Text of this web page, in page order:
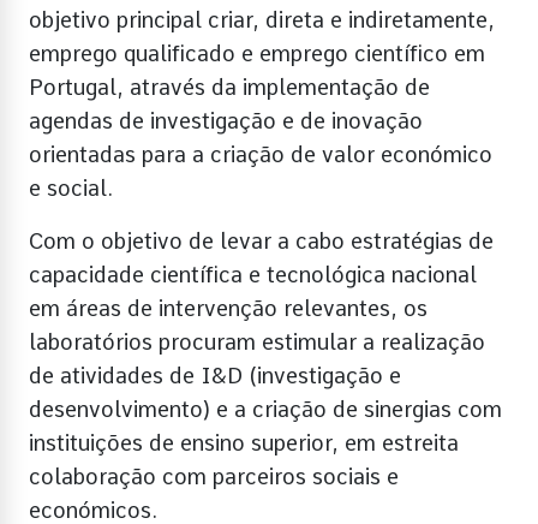
objetivo principal criar, direta e indiretamente,
emprego qualificado e emprego científico em
Portugal, através da implementação de
agendas de investigação e de inovação
orientadas para a criação de valor económico
e social.
Com o objetivo de levar a cabo estratégias de
capacidade científica e tecnológica nacional
em áreas de intervenção relevantes, os
laboratórios procuram estimular a realização
de atividades de I&D (investigação e
desenvolvimento) e a criação de sinergias com
instituições de ensino superior, em estreita
colaboração com parceiros sociais e
económicos.